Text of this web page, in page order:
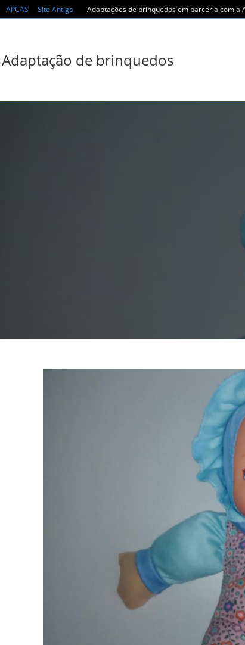
Skip
to
APCAS Site Antigo Adaptações de brinquedos em parceria com a
Adaptação de brinquedos